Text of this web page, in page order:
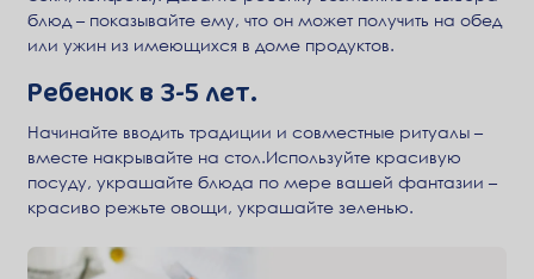
блюд – показывайте ему, что он может получить на обед
или ужин из имеющихся в доме продуктов.
Ребенок в 3-5 лет.
Начинайте вводить традиции и совместные ритуалы –
вместе накрывайте на стол.Используйте красивую
посуду, украшайте блюда по мере вашей фантазии –
красиво режьте овощи, украшайте зеленью.